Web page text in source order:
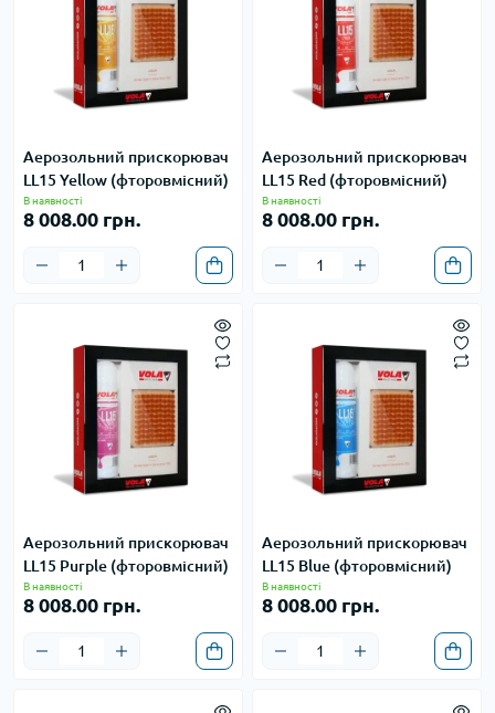
Аерозольний прискорювач
LL15 Yellow (фторовмісний)
В наявності
8 008.00 грн.
Аерозольний прискорювач
LL15 Red (фторовмісний)
В наявності
8 008.00 грн.
Аерозольний прискорювач
LL15 Purple (фторовмісний)
В наявності
8 008.00 грн.
Аерозольний прискорювач
LL15 Blue (фторовмісний)
В наявності
8 008.00 грн.